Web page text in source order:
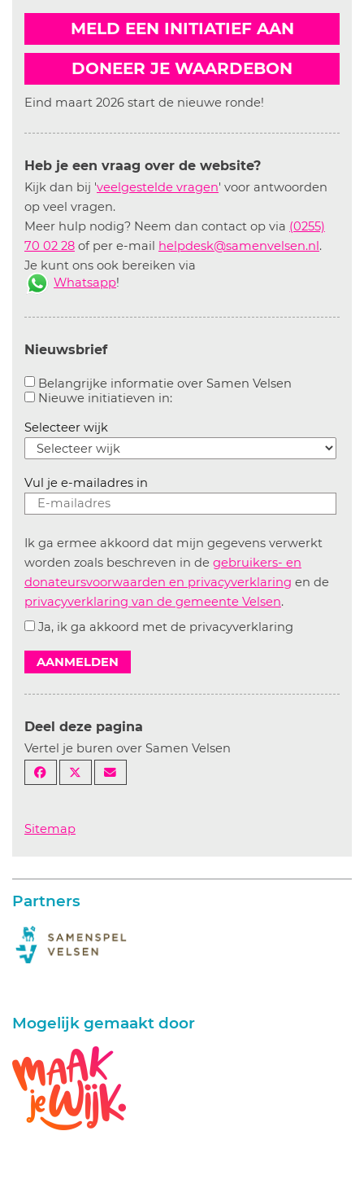
MELD EEN INITIATIEF AAN
DONEER JE WAARDEBON
Eind maart 2026 start de nieuwe ronde!
Heb je een vraag over de website?
Kijk dan bij 'veelgestelde vragen' voor antwoorden
op veel vragen.
Meer hulp nodig? Neem dan contact op via (0255)
70 02 28 of per e-mail helpdesk@samenvelsen.nl.
Je kunt ons ook bereiken via
Whatsapp!
Nieuwsbrief
Belangrijke informatie over Samen Velsen
Nieuwe initiatieven in:Aanvinken om informatie over
Selecteer wijk
Vul je e-mailadres in
Ik ga ermee akkoord dat mijn gegevens verwerkt
worden zoals beschreven in de gebruikers- en
donateursvoorwaarden en privacyverklaring en de
privacyverklaring van de gemeente Velsen.
Ja, ik ga akkoord met de privacyverklaring
AANMELDEN
Deel deze pagina
Vertel je buren over Samen Velsen
Sitemap
Partners
Mogelijk gemaakt door